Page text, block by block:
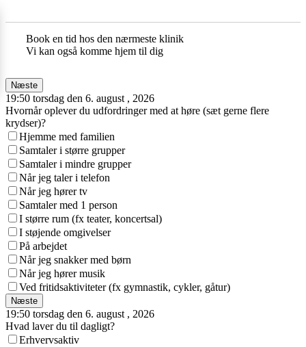
Book en tid hos den nærmeste klinik
Vi kan også komme hjem til dig
Næste
19:50 torsdag den 6. august , 2026
Hvornår oplever du udfordringer med at høre (sæt gerne flere
krydser)?
Hjemme med familien
Samtaler i større grupper
Samtaler i mindre grupper
Når jeg taler i telefon
Når jeg hører tv
Samtaler med 1 person
I større rum (fx teater, koncertsal)
I støjende omgivelser
På arbejdet
Når jeg snakker med børn
Når jeg hører musik
Ved fritidsaktiviteter (fx gymnastik, cykler, gåtur)
Næste
19:50 torsdag den 6. august , 2026
Hvad laver du til dagligt?
Erhvervsaktiv